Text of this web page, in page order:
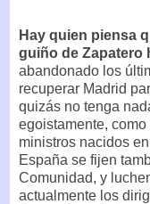
Hay quien piensa
guiño de Zapatero
abandonado los
recuperar Madrid
quizás no tenga
egoistamente,
ministros nacidos
España se fijen
Comunidad, y
actualmente los